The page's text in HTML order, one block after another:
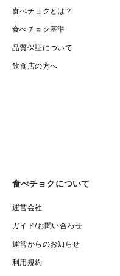
食べチョクとは？
食べチョク基準
品質保証について
飲食店の方へ
食べチョクについて
運営会社
ガイド/お問い合わせ
運営からのお知らせ
利用規約